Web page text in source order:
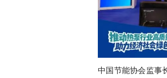
中国节能协会监事